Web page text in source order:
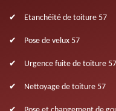
Etanchéité de toiture 57
Pose de velux 57
Urgence fuite de toiture 57
Nettoyage de toiture 57